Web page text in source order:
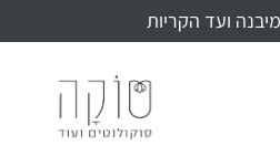
ועד הקריות